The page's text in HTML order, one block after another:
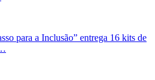
para a Inclusão” entrega 16 kits de